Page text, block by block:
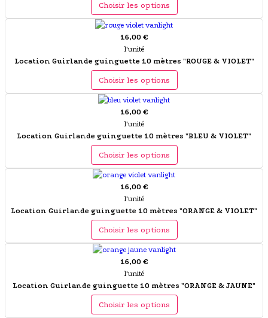
Choisir les options
16,00 €
l'unité
Location Guirlande guinguette 10 mètres "ROUGE & VIOLET"
Choisir les options
16,00 €
l'unité
Location Guirlande guinguette 10 mètres "BLEU & VIOLET"
Choisir les options
16,00 €
l'unité
Location Guirlande guinguette 10 mètres "ORANGE & VIOLET"
Choisir les options
16,00 €
l'unité
Location Guirlande guinguette 10 mètres "ORANGE & JAUNE"
Choisir les options